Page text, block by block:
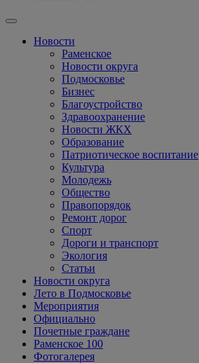
Новости
Раменское
Новости округа
Подмосковье
Бизнес
Благоустройство
Здравоохранение
Новости ЖКХ
Образование
Патриотическое воспитание
Культура
Молодежь
Общество
Правопорядок
Ремонт дорог
Спорт
Дороги и транспорт
Экология
Статьи
Новости округа
Лето в Подмосковье
Мероприятия
Официально
Почетные граждане
Раменское 100
Фотогалерея